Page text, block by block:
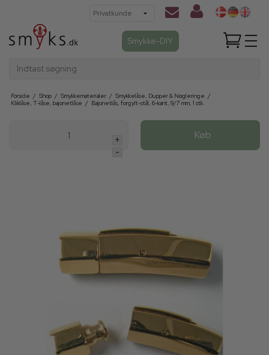
Smykke-DIY
Indtast søgning
Forside / Shop / Smykkematerialer / Smykkelåse, Dupper & Nøgleringe /
Kliklåse, T-låse, bajonetlåse / Bajonetlås, forgylt-stål, 6-kant, 9/7 mm, 1 stk.
+
-
Køb